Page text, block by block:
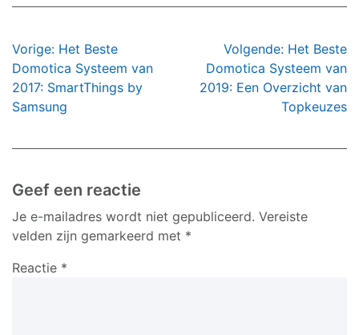
Bericht
navigatie
Vorige: Het Beste
Domotica Systeem van
2017: SmartThings by
Samsung
Volgende: Het Beste
Domotica Systeem van
2019: Een Overzicht van
Topkeuzes
Geef een reactie
Je e-mailadres wordt niet gepubliceerd. Vereiste
velden zijn gemarkeerd met *
Reactie *